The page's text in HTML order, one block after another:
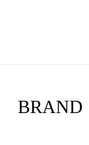
BRAND